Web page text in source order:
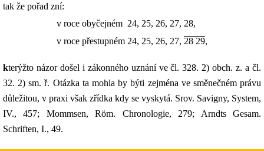
tak že pořad zní:
v roce obyčejném 24, 25, 26, 27, 28,
v roce přestupném 24, 25, 26, 27, 28 29,
kterýžto názor došel i zákonného uznání ve čl. 328. 2) obch. z. a čl.
32. 2) sm. ř. Otázka ta mohla by býti zejména ve směnečném právu
důležitou, v praxi však zřídka kdy se vyskytá. Srov. Savigny, System,
IV., 457; Mommsen, Röm. Chronologie, 279; Arndts Gesam.
Schriften, I., 49.